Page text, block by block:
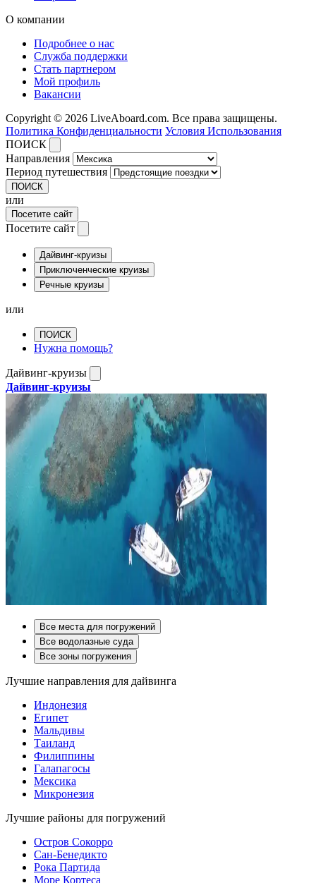
О компании
Подробнее о нас
Служба поддержки
Стать партнером
Мой профиль
Вакансии
Copyright © 2026 LiveAboard.com. Все права защищены.
Политика Конфиденциальности Условия Использования
ПОИСК
Направления
Период путешествия
ПОИСК
или
Посетите сайт
Посетите сайт
Дайвинг-круизы
Приключенческие круизы
Речные круизы
или
ПОИСК
Нужна помощь?
Дайвинг-круизы
Дайвинг-круизы
Все места для погружений
Все водолазные суда
Все зоны погружения
Лучшие направления для дайвинга
Индонезия
Египет
Мальдивы
Таиланд
Филиппины
Галапагосы
Мексика
Микронезия
Лучшие районы для погружений
Остров Сокорро
Сан-Бенедикто
Рока Партида
Море Кортеса